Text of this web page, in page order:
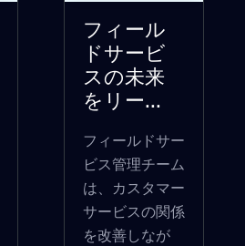
フィール
ドサービ
スの未来
をリー...
フィールドサー
ビス管理チーム
は、カスタマー
サービスの関係
を改善しなが